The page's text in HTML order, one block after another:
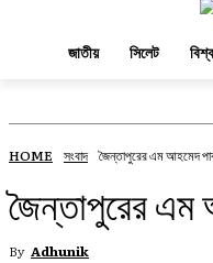
জাতীয় সিলেট বিশ্ব
HOME সংবাদ জৈন্তাপুরের এম আহমেদ
জৈন্তাপুরের এম
By Adhunik